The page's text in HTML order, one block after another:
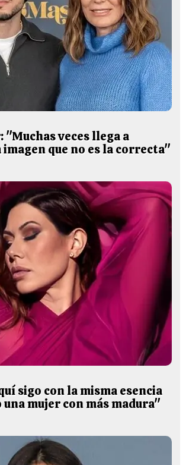
"Muchas veces llega a
imagen que no es la correcta"
sigo con la misma esencia
mujer con más madura"